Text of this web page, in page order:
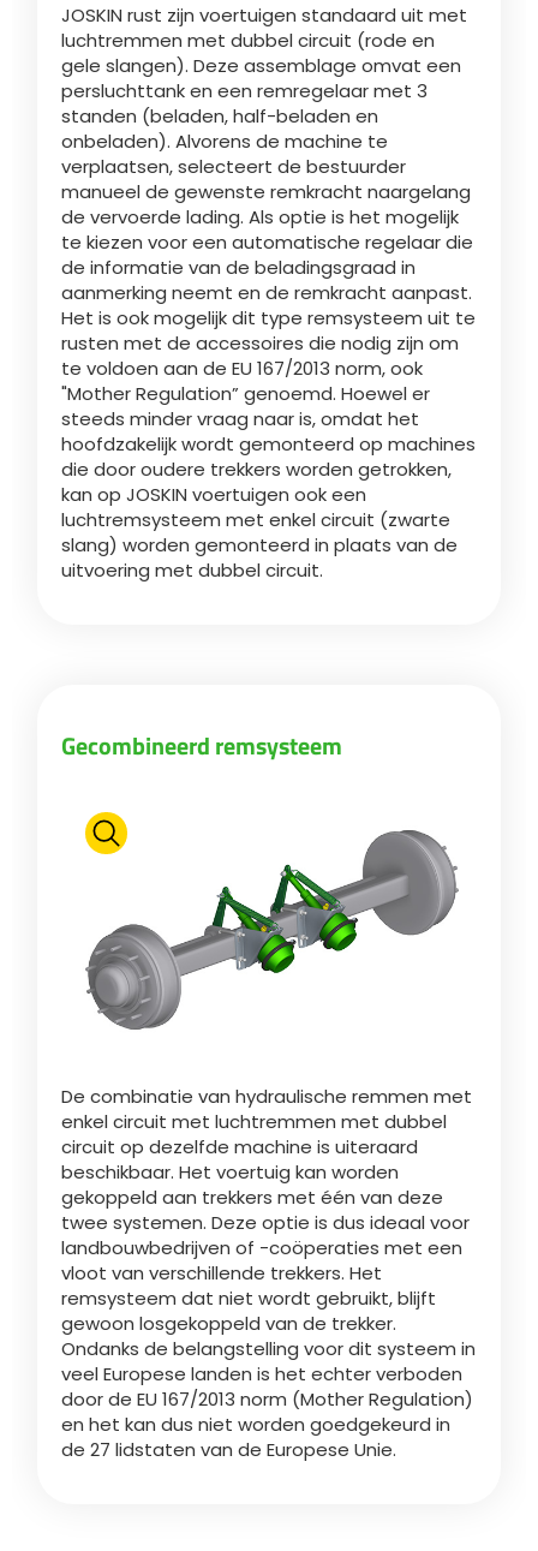
Yкраїнська мова
ελληνικά
Svenska
한국의
日本語
中文
Português
رسید ن
JOSKIN rust zijn voertuigen standaard uit met
luchtremmen met dubbel circuit (rode en
gele slangen). Deze assemblage omvat een
persluchttank en een remregelaar met 3
standen (beladen, half-beladen en
onbeladen). Alvorens de machine te
verplaatsen, selecteert de bestuurder
manueel de gewenste remkracht naargelang
de vervoerde lading. Als optie is het mogelijk
te kiezen voor een automatische regelaar die
de informatie van de beladingsgraad in
aanmerking neemt en de remkracht aanpast.
Het is ook mogelijk dit type remsysteem uit te
rusten met de accessoires die nodig zijn om
te voldoen aan de EU 167/2013 norm, ook
"Mother Regulation” genoemd. Hoewel er
steeds minder vraag naar is, omdat het
hoofdzakelijk wordt gemonteerd op machines
die door oudere trekkers worden getrokken,
kan op JOSKIN voertuigen ook een
luchtremsysteem met enkel circuit (zwarte
slang) worden gemonteerd in plaats van de
uitvoering met dubbel circuit.
Gecombineerd remsysteem
De combinatie van hydraulische remmen met
enkel circuit met luchtremmen met dubbel
circuit op dezelfde machine is uiteraard
beschikbaar. Het voertuig kan worden
gekoppeld aan trekkers met één van deze
twee systemen. Deze optie is dus ideaal voor
landbouwbedrijven of -coöperaties met een
vloot van verschillende trekkers. Het
remsysteem dat niet wordt gebruikt, blijft
gewoon losgekoppeld van de trekker.
Ondanks de belangstelling voor dit systeem in
veel Europese landen is het echter verboden
door de EU 167/2013 norm (Mother Regulation)
en het kan dus niet worden goedgekeurd in
de 27 lidstaten van de Europese Unie.